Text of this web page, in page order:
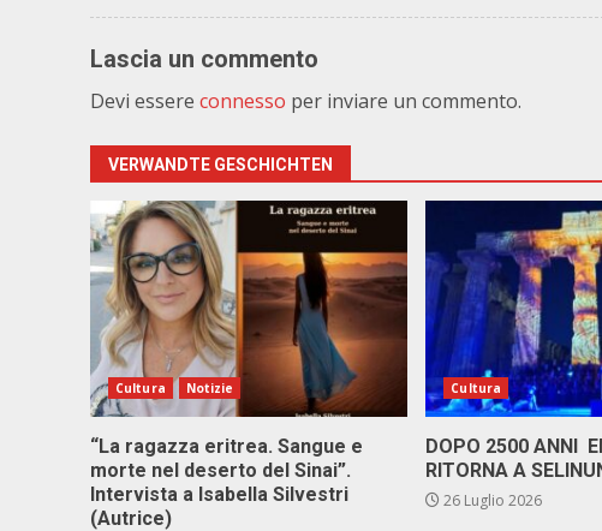
Lascia un commento
Devi essere connesso per inviare un commento.
VERWANDTE GESCHICHTEN
Cultura Notizie
“La ragazza eritrea. Sangue e
morte nel deserto del Sinai”.
Intervista a Isabella Silvestri
(Autrice)
Cultura
DOPO 2500 ANNI
RITORNA A
26 Luglio 2026